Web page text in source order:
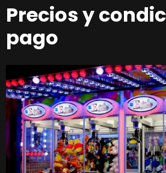
Precios y
pago